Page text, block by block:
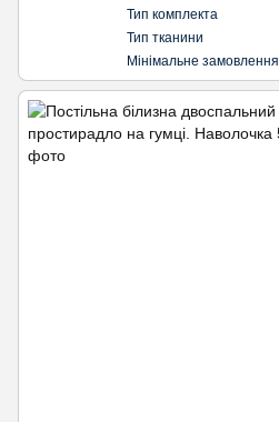
Тип комплекта
Тип тканини
Мінімальне замовлення